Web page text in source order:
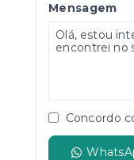
Mensagem
Concordo